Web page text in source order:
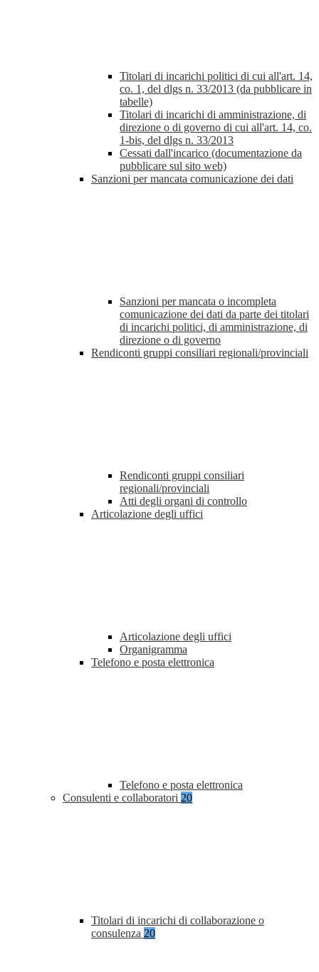
Titolari di incarichi politici di cui all'art. 14,
co. 1, del dlgs n. 33/2013 (da pubblicare in
tabelle)
Titolari di incarichi di amministrazione, di
direzione o di governo di cui all'art. 14, co.
1-bis, del dlgs n. 33/2013
Cessati dall'incarico (documentazione da
pubblicare sul sito web)
Sanzioni per mancata comunicazione dei dati
Sanzioni per mancata o incompleta
comunicazione dei dati da parte dei titolari
di incarichi politici, di amministrazione, di
direzione o di governo
Rendiconti gruppi consiliari regionali/provinciali
Rendiconti gruppi consiliari
regionali/provinciali
Atti degli organi di controllo
Articolazione degli uffici
Articolazione degli uffici
Organigramma
Telefono e posta elettronica
Telefono e posta elettronica
Consulenti e collaboratori 20
Titolari di incarichi di collaborazione o
consulenza 20